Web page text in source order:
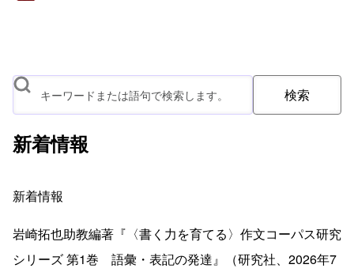
検索
新着情報
新着情報
岩崎拓也助教編著『〈書く力を育てる〉作文コーパス研究
シリーズ 第1巻 語彙・表記の発達』（研究社、2026年7